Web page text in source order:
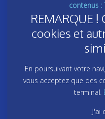
contenus :
REMARQUE
cookies et
En poursuivant votre
vous acceptez que des
terminal.
J'ai